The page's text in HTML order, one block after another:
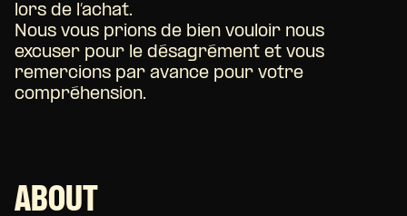
lors de l’achat.
Nous vous prions de bien vouloir nous
excuser pour le désagrément et vous
remercions par avance pour votre
compréhension.
ABOUT